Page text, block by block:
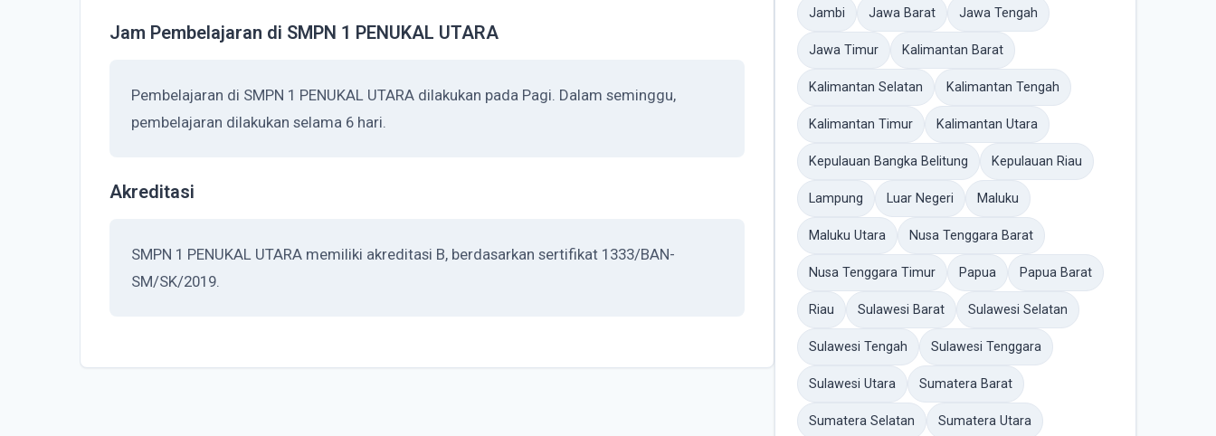
Jam Pembelajaran di SMPN 1 PENUKAL UTARA
Pembelajaran di SMPN 1 PENUKAL UTARA dilakukan pada Pagi. Dalam seminggu,
pembelajaran dilakukan selama 6 hari.
Akreditasi
SMPN 1 PENUKAL UTARA memiliki akreditasi B, berdasarkan sertifikat 1333/BAN-
SM/SK/2019.
Jambi Jawa Barat Jawa Tengah
Jawa Timur Kalimantan Barat
Kalimantan Selatan Kalimantan Tengah
Kalimantan Timur Kalimantan Utara
Kepulauan Bangka Belitung Kepulauan Riau
Lampung Luar Negeri Maluku
Maluku Utara Nusa Tenggara Barat
Nusa Tenggara Timur Papua Papua Barat
Riau Sulawesi Barat Sulawesi Selatan
Sulawesi Tengah Sulawesi Tenggara
Sulawesi Utara Sumatera Barat
Sumatera Selatan Sumatera Utara